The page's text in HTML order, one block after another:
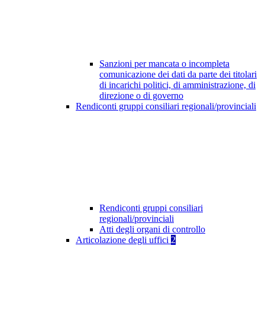
Sanzioni per mancata o incompleta
comunicazione dei dati da parte dei titolari
di incarichi politici, di amministrazione, di
direzione o di governo
Rendiconti gruppi consiliari regionali/provinciali
Rendiconti gruppi consiliari
regionali/provinciali
Atti degli organi di controllo
Articolazione degli uffici 2